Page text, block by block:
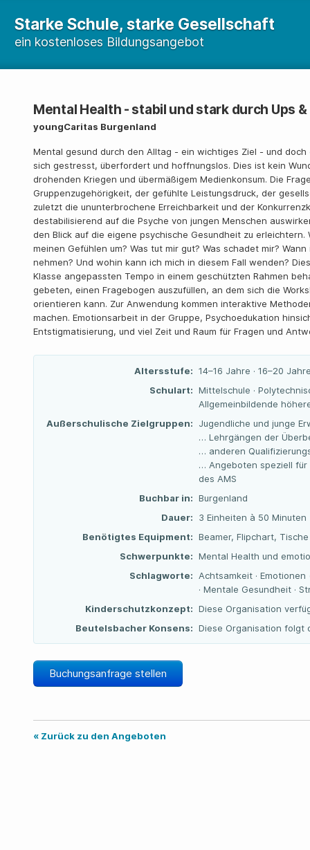
Starke Schule, starke Gesellschaft
ein kostenloses Bildungsangebot
Mental Health - stabil und stark durch Ups
youngCaritas Burgenland
Mental gesund durch den Alltag - ein wichtiges Ziel - und
sich gestresst, überfordert und hoffnungslos. Dies ist kein
drohenden Kriegen und übermäßigem Medienkonsum. Die
Gruppenzugehörigkeit, der gefühlte Leistungsdruck, der
zuletzt die ununterbrochene Erreichbarkeit und der
destabilisierend auf die Psyche von jungen Menschen
den Blick auf die eigene psychische Gesundheit zu
meinen Gefühlen um? Was tut mir gut? Was schadet mir?
nehmen? Und wohin kann ich mich in diesem Fall wenden?
Klasse angepassten Tempo in einem geschützten Rahmen
gebeten, einen Fragebogen auszufüllen, an dem sich die
orientieren kann. Zur Anwendung kommen interaktive
machen. Emotionsarbeit in der Gruppe, Psychoedukation
Entstigmatisierung, und viel Zeit und Raum für Fragen und
Altersstufe: 14–16 Jahre · 16–20
Schulart: Mittelschule ·
Allgemeinbildende
Außerschulische Zielgruppen:
Jugendliche und junge
… Lehrgängen der
… anderen
… Angeboten speziell für
des AMS
Buchbar in: Burgenland
Dauer:
3 Einheiten à 50 Minuten
Benötigtes Equipment: Beamer, Flipchart,
Schwerpunkte: Mental Health und
Schlagworte:
Achtsamkeit ·
· Mentale Gesundheit ·
Kinderschutzkonzept: Diese Organisation
Beutelsbacher Konsens: Diese Organisation folgt
Buchungsanfrage stellen
« Zurück zu den Angeboten